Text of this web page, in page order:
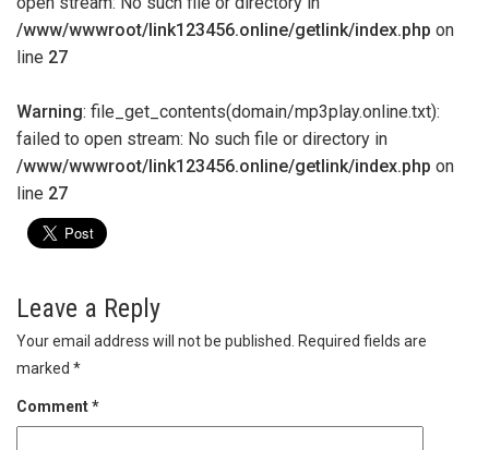
/www/wwwroot/link123456.online/getlink/index.php on
line 27
Warning: file_get_contents(domain/mp3play.online.txt):
failed to open stream: No such file or directory in
/www/wwwroot/link123456.online/getlink/index.php on
line 27
Leave a Reply
Your email address will not be published.
Required fields are
marked *
Comment*